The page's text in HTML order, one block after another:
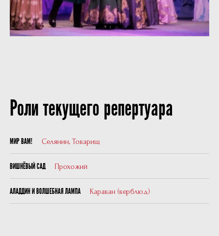
Роли текущего репертуара
МИР ВАМ! Селянин, Товарищ
ВИШНЁВЫЙ САД Прохожий
АЛАДДИН И ВОЛШЕБНАЯ ЛАМПА Караван (верблюд)